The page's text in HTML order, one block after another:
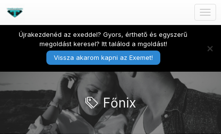
Újrakezdenéd az exeddel? Gyors, érthető és egyszerű
megoldást keresel? Itt találod a mgoldást!
Vissza akarom kapni az Exemet!
×
Főnix